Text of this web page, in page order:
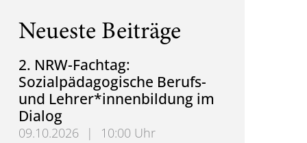
Neueste Beiträge
2. NRW-Fachtag:
Sozialpädagogische Berufs-
und Lehrer*innenbildung im
Dialog
09.10.2026 |
10:00 Uhr